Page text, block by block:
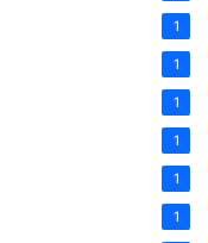
1
1
1
1
1
1